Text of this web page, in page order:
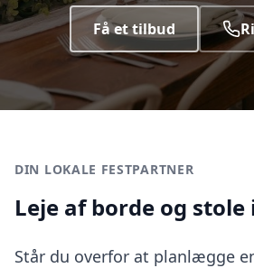
Få et tilbud
DIN LOKALE FESTPARTNER
Leje af borde og stole
Står du overfor at planlægge